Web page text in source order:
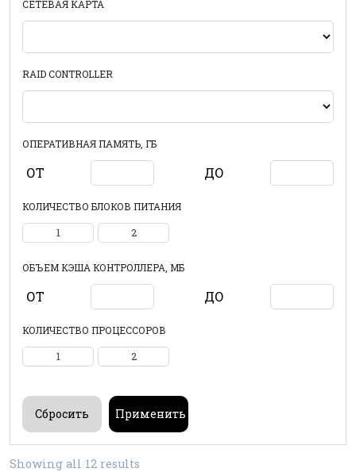
СЕТЕВАЯ КАРТА
RAID CONTROLLER
ОПЕРАТИВНАЯ ПАМЯТЬ, ГБ
ОТ ДО
КОЛИЧЕСТВО БЛОКОВ ПИТАНИЯ
1 2
ОБЪЕМ КЭША КОНТРОЛЛЕРА, МБ
ОТ ДО
КОЛИЧЕСТВО ПРОЦЕССОРОВ
1 2
Showing all 12 results